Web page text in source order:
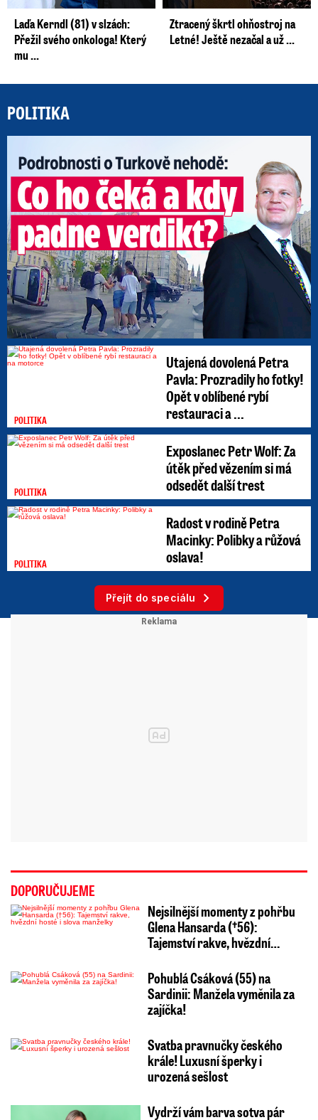
Laďa Kerndl (81) v slzách:
Přežil svého onkologa! Který
mu ...
Ztracený škrtl ohňostroj na
Letné! Ještě nezačal a už ...
POLITIKA
POLITIKA
Utajená dovolená Petra
Pavla: Prozradily ho fotky!
Opět v oblíbené rybí
restauraci a ...
POLITIKA
Exposlanec Petr Wolf: Za
útěk před vězením si má
odsedět další trest
POLITIKA
Radost v rodině Petra
Macinky: Polibky a růžová
oslava!
Přejít do speciálu
DOPORUČUJEME
Nejsilnější momenty z pohřbu
Glena Hansarda (†56):
Tajemství rakve, hvězdní…
Pohublá Csáková (55) na
Sardinii: Manžela vyměnila za
zajíčka!
Svatba pravnučky českého
krále! Luxusní šperky i
urozená sešlost
Vydrží vám barva sotva pár